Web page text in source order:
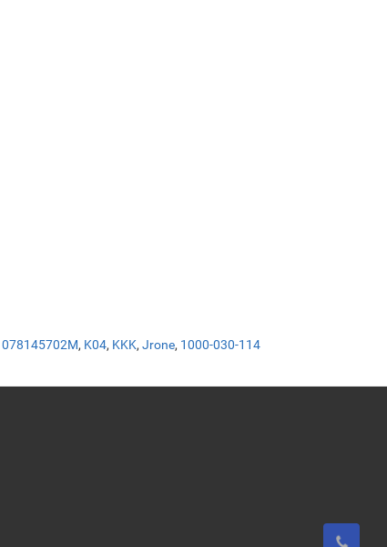
078145702M, K04, KKK, Jrone, 1000-030-114